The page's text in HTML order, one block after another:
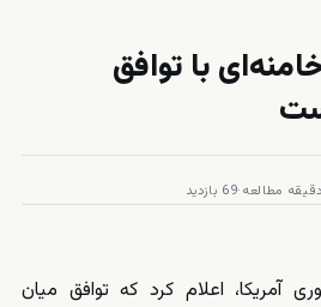
با توافق
·69 بازدید
آمریکا، اعلام کرد که توافق میان